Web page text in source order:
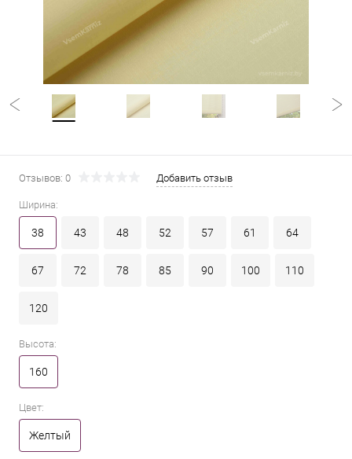
Отзывов: 0 Добавить отзыв
Ширина:
38 43 48 52 57 61 64
67 72 78 85 90 100 110
120
Высота:
160
Цвет:
Желтый